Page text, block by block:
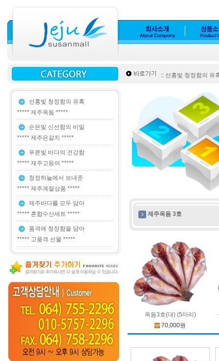
:: 선홍빛 청정함의 유
선홍빛 청정함의 유혹
***** 제주옥돔 *****
순은빛 신선함의 비밀
***** 제주은갈치 *****
푸른빛 바다의 건강함
***** 제주고등어 *****
청정하늘에서 보내준
***** 제주계절상품 *****
제주바다를 모두 담아
***** 혼합수산세트 *****
품격에 청정함을 담아
***** 고품격 선물 *****
제주옥돔 3호
옥돔3호(대) (5마리)
70,000원